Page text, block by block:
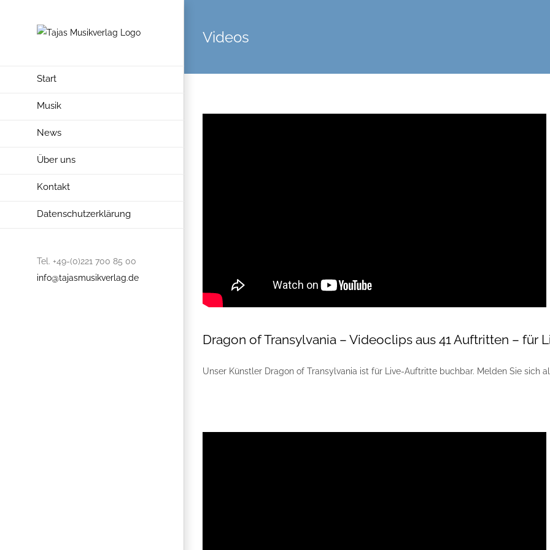
Start
Musik
News
Über uns
Kontakt
Datenschutzerklärung
Tel. +49-(0)221 700 85 00
info@tajasmusikverlag.de
Videos
Dragon of Transylvania – Videoclips aus 41 Auftritten – für
Unser Künstler Dragon of Transylvania ist für Live-Auftritte buchbar. Melden Sie sich